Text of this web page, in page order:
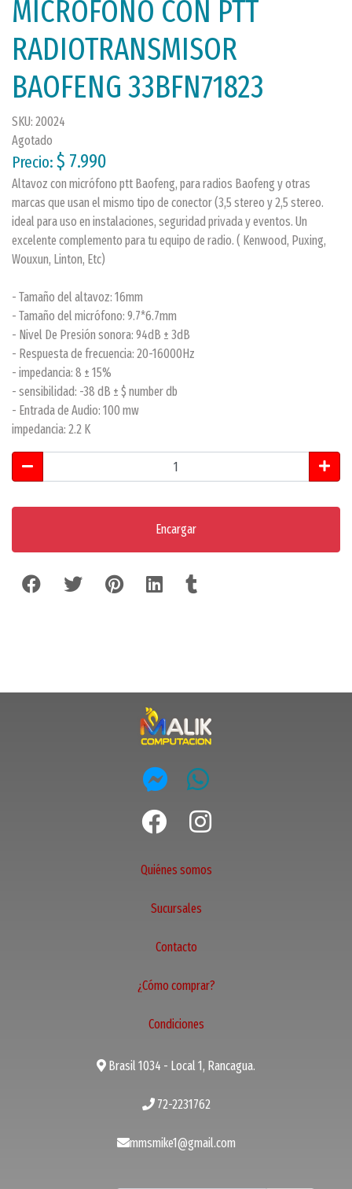
MICROFONO CON PTT
RADIOTRANSMISOR
BAOFENG 33BFN71823
SKU: 20024
Agotado
Precio: $ 7.990
Altavoz con micrófono ptt Baofeng, para radios Baofeng y otras
marcas que usan el mismo tipo de conector (3,5 stereo y 2,5 stereo.
ideal para uso en instalaciones, seguridad privada y eventos. Un
excelente complemento para tu equipo de radio. ( Kenwood, Puxing,
Wouxun, Linton, Etc)
- Tamaño del altavoz: 16mm
- Tamaño del micrófono: 9.7*6.7mm
- Nivel De Presión sonora: 94dB ± 3dB
- Respuesta de frecuencia: 20-16000Hz
- impedancia: 8 ± 15%
- sensibilidad: -38 dB ± $ number db
- Entrada de Audio: 100 mw
impedancia: 2.2 K
Encargar
Quiénes somos
Sucursales
Contacto
¿Cómo comprar?
Condiciones
Brasil 1034 - Local 1, Rancagua.
72-2231762
mmsmike1@gmail.com